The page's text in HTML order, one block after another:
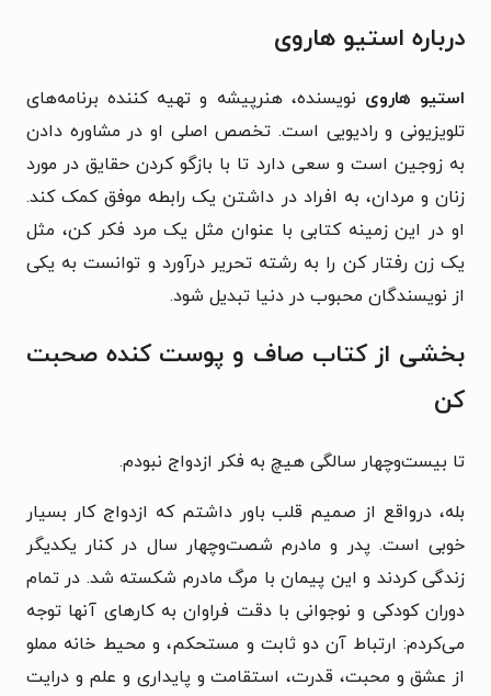
درباره استیو هاروی
استیو هاروی نویسنده، هنرپیشه و تهیه کننده برنامه‌های
تلویزیونی و رادیویی است. تخصص اصلی او در مشاوره دادن
به زوجین است و سعی دارد تا با بازگو کردن حقایق در مورد
زنان و مردان، به افراد در داشتن یک رابطه موفق کمک کند.
او در این زمینه کتابی با عنوان مثل یک مرد فکر کن، مثل
یک زن رفتار کن را به رشته تحریر درآورد و توانست به یکی
از نویسندگان محبوب در دنیا تبدیل شود.
بخشی از کتاب صاف و پوست کنده صحبت
کن
تا بیست‌وچهار سالگی هیچ به فکر ازدواج نبودم.
بله، درواقع از صمیم قلب باور داشتم که ازدواج کار بسیار
خوبی است. پدر و مادرم شصت‌وچهار سال در کنار یکدیگر
زندگی کردند و این پیمان با مرگ مادرم شکسته شد. در تمام
دوران کودکی و نوجوانی با دقت فراوان به کارهای آنها توجه
می‌کردم: ارتباط آن دو ثابت و مستحکم، و محیط خانه مملو
از عشق و محبت، قدرت، استقامت و پایداری و علم و درایت